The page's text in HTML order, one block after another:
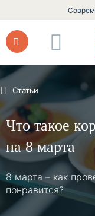
Статьи
Что такое
на 8 марта
8 марта – как
понравится?